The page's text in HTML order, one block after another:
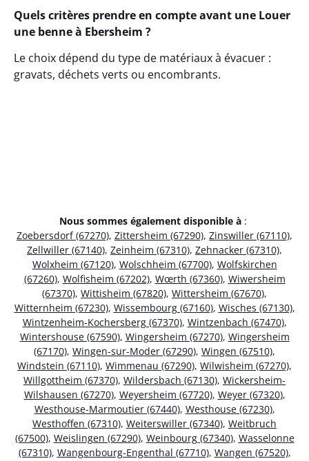
Quels critères prendre en compte avant une Louer
une benne à Ebersheim ?
Le choix dépend du type de matériaux à évacuer :
gravats, déchets verts ou encombrants.
Nous sommes également disponible à :
Zoebersdorf (67270), Zittersheim (67290), Zinswiller (67110),
Zellwiller (67140), Zeinheim (67310), Zehnacker (67310),
Wolxheim (67120), Wolschheim (67700), Wolfskirchen
(67260), Wolfisheim (67202), Wœrth (67360), Wiwersheim
(67370), Wittisheim (67820), Wittersheim (67670),
Witternheim (67230), Wissembourg (67160), Wisches (67130),
Wintzenheim-Kochersberg (67370), Wintzenbach (67470),
Wintershouse (67590), Wingersheim (67270), Wingersheim
(67170), Wingen-sur-Moder (67290), Wingen (67510),
Windstein (67110), Wimmenau (67290), Wilwisheim (67270),
Willgottheim (67370), Wildersbach (67130), Wickersheim-
Wilshausen (67270), Weyersheim (67720), Weyer (67320),
Westhouse-Marmoutier (67440), Westhouse (67230),
Westhoffen (67310), Weiterswiller (67340), Weitbruch
(67500), Weislingen (67290), Weinbourg (67340), Wasselonne
(67310), Wangenbourg-Engenthal (67710), Wangen (67520),